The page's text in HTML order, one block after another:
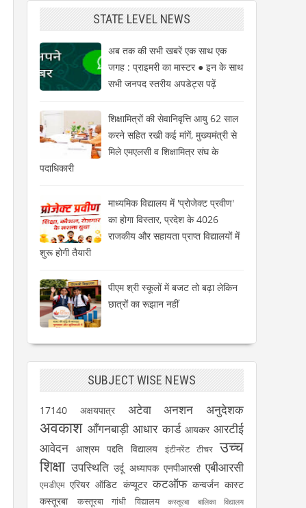
STATE LEVEL NEWS
अब तक की सभी खबरें एक साथ एक
जगह : प्राइमरी का मास्टर ● इन के साथ
सभी जनपद स्तरीय अपडेट्स पढ़ें
शिक्षामित्रों की सेवानिवृत्ति आयु 62 साल
करने सहित रखी कई मांगें, मुख्यमंत्री से
मिले एमएलसी व शिक्षामित्र संघ के
पदाधिकारी
माध्यमिक विद्यालय में 'प्रोजेक्ट प्रवीण'
का होगा विस्तार, प्रदेश के 4026
राजकीय और सहायता प्राप्त विद्यालयों में
शुरू होगी तैयारी
पीएम श्री स्कूलों में बजट तो बढ़ा लेकिन
छात्रों का रूझान नहीं
SUBJECT WISE NEWS
17140 अक्षयपात्र अटेवा अनशन अनुदेशक
अवकाश आँगनबाड़ी आधार कार्ड आयकर आरटीई
आवेदन आश्रम पद्दति विद्यालय इंटीनरेंट टीचर उच्च
शिक्षा उपस्थिति उर्दू अध्यापक एनपीआरसी एबीआरसी
एमडीएम एरियर ऑडिट कंप्यूटर कटऑफ कन्वर्जन कास्ट
कस्तूरबा
कस्तूरबा गांधी विद्यालय कस्तूरबा बालिका विद्यालय